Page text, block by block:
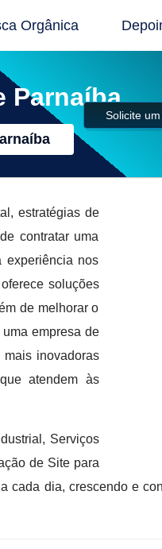
Orgânica
Parnaíba
Solicite
estratégias de
contratar uma
experiência nos
soluções
de melhorar o
empresa de
inovadoras
atendem às
Serviços
de Site para
cada dia, crescendo e